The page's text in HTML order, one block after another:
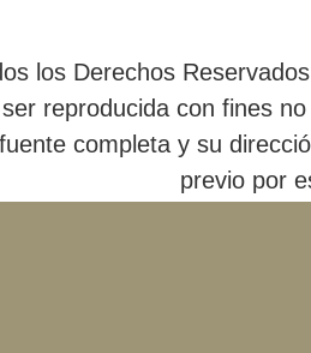
los Derechos
reproducida con fines
completa y su
previo por